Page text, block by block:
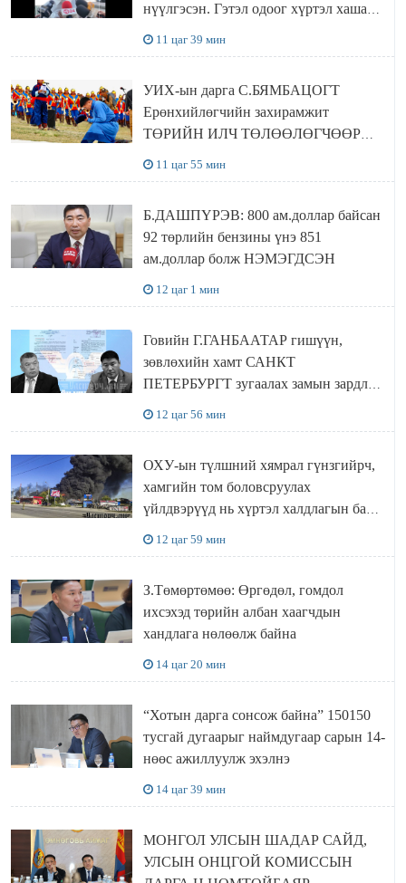
нүүлгэсэн. Гэтэл одоог хүртэл хашаа
11 цаг 39 мин
УИХ-ын дарга С.БЯМБАЦОГТ
Ерөнхийлөгчийн захирамжит
ТӨРИЙН ИЛЧ ТӨЛӨӨЛӨГЧӨӨР
11 цаг 55 мин
Б.ДАШПҮРЭВ: 800 ам.доллар байсан
92 төрлийн бензины үнэ 851
ам.доллар болж НЭМЭГДСЭН
12 цаг 1 мин
Говийн Г.ГАНБААТАР гишүүн,
зөвлөхийн хамт САНКТ
ПЕТЕРБУРГТ зугаалах замын зардлаа
12 цаг 56 мин
ОХУ-ын түлшний хямрал гүнзгийрч,
хамгийн том боловсруулах
үйлдвэрүүд нь хүртэл халдлагын бай
12 цаг 59 мин
З.Төмөртөмөө: Өргөдөл, гомдол
ихсэхэд төрийн албан хаагчдын
хандлага нөлөөлж байна
14 цаг 20 мин
“Хотын дарга сонсож байна” 150150
тусгай дугаарыг наймдугаар сарын 14-
нөөс ажиллуулж эхэлнэ
14 цаг 39 мин
МОНГОЛ УЛСЫН ШАДАР САЙД,
УЛСЫН ОНЦГОЙ КОМИССЫН